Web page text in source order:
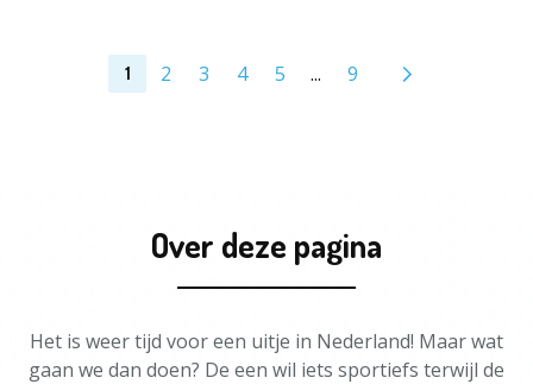
1 2 3 4 5 ... 9
Over deze pagina
Het is weer tijd voor een uitje in Nederland! Maar wat
gaan we dan doen? De een wil iets sportiefs terwijl de